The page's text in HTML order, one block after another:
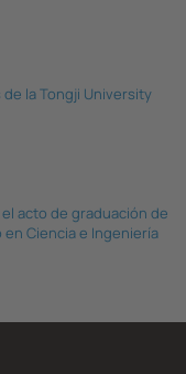
la Tongji University
acto de graduación de
en Ciencia e Ingeniería